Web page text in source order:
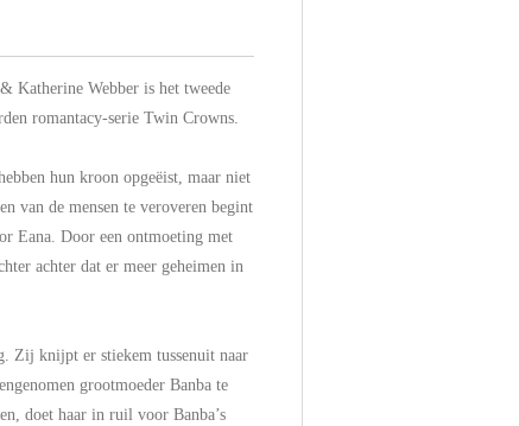
Katherine Webber is het tweede
romantacy-serie Twin Crowns.
hun kroon opgeëist, maar niet
van de mensen te veroveren begint
Eana. Door een ontmoeting met
achter dat er meer geheimen in
Zij knijpt er stiekem tussenuit naar
grootmoeder Banba te
doet haar in ruil voor Banba’s